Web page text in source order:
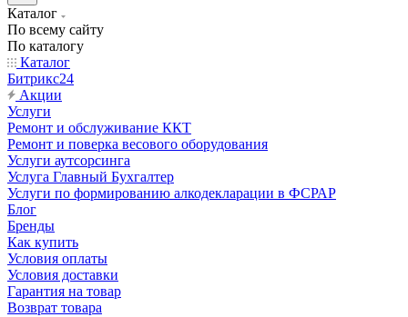
Каталог
По всему сайту
По каталогу
Каталог
Битрикс24
Акции
Услуги
Ремонт и обслуживание ККТ
Ремонт и поверка весового оборудования
Услуги аутсорсинга
Услуга Главный Бухгалтер
Услуги по формированию алкодекларации в ФСРАР
Блог
Бренды
Как купить
Условия оплаты
Условия доставки
Гарантия на товар
Возврат товара